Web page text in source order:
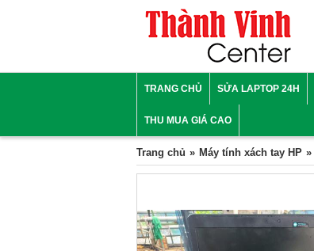
TRANG CHỦ SỬA LAPTOP 24H
THU MUA GIÁ CAO
Trang chủ Máy tính xách tay HP